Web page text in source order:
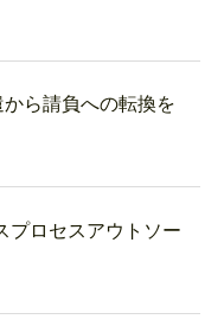
ら請負への転換を
プロセスアウトソー